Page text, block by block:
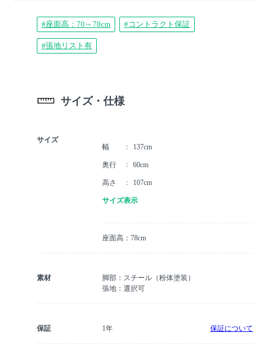
#座面高：70～78cm #コントラクト保証
#張地リスト有
サイズ・仕様
サイズ
幅
137cm
奥行 60cm
高さ 107cm
サイズ表示
座面高：78cm
素材
脚部：スチール（粉体塗装）
張地：選択可
保証 1年 保証について